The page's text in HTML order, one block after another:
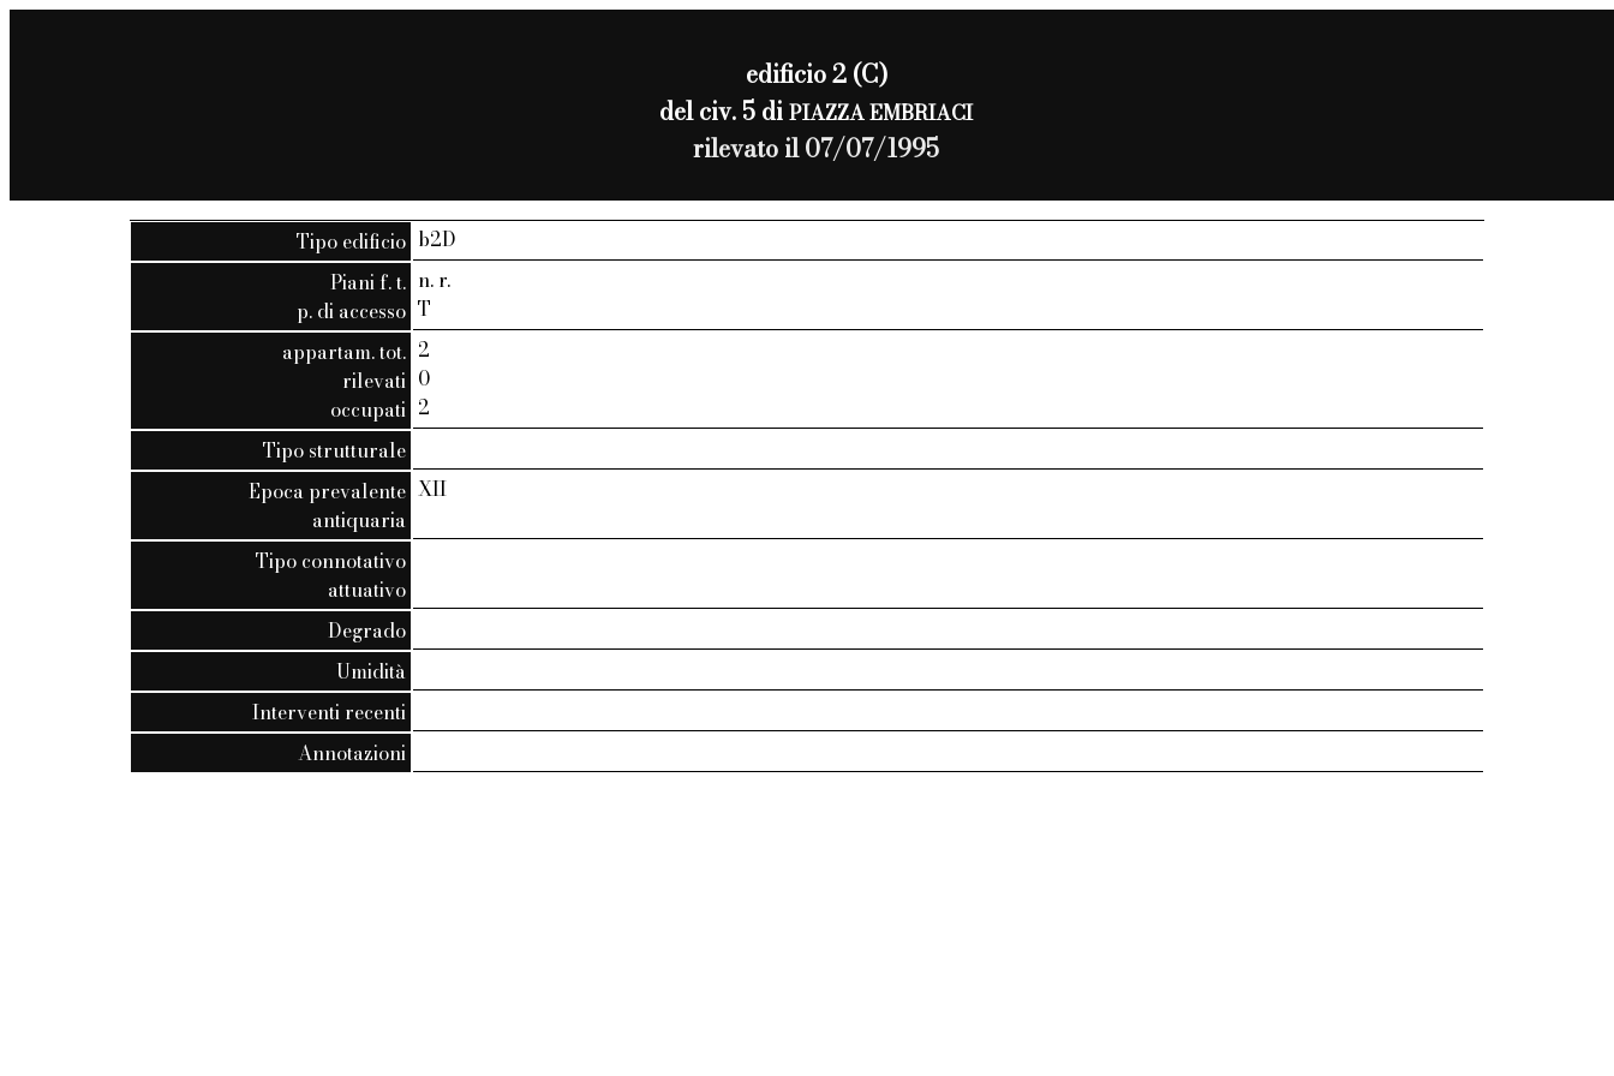
edificio 2 (C)
del civ. 5 diPIAZZA EMBRIACI
rilevato il 07/07/1995
Tipo edificio b2D
Piani f. t.
p. di accesso
n. r.
T
appartam. tot.
rilevati
occupati
2
0
2
Tipo strutturale
Epoca prevalente
antiquaria
XII
Tipo connotativo
attuativo
Degrado
Umidità
Interventi recenti
Annotazioni